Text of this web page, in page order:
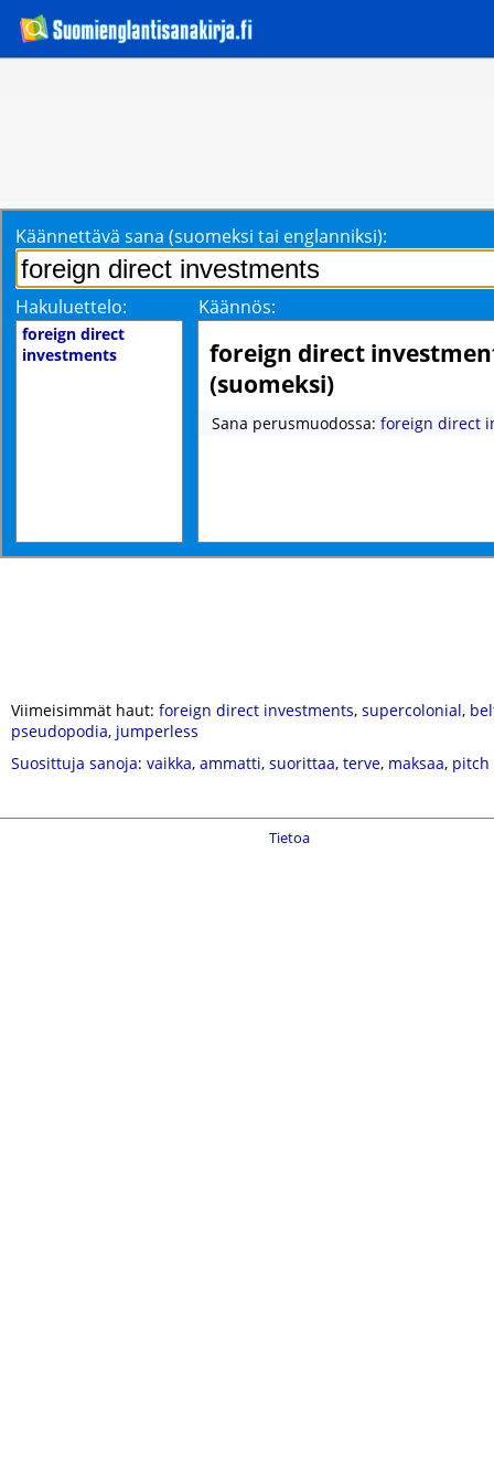
Käännettävä sana (suomeksi tai englanniksi):
Hakuluettelo: Käännös:
foreign direct
investments
foreign direct
(suomeksi)
Sana perusmuodossa: foreign direct
Viimeisimmät haut: foreign direct investments, supercolonial,
pseudopodia, jumperless
Suosittuja sanoja: vaikka, ammatti, suorittaa, terve, maksaa, pitch
Tietoa